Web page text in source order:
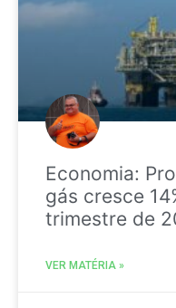
Economia:
gás cresce
trimestre de
VER MATÉRIA »